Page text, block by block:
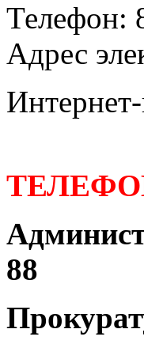
Телефон:
Адрес
88